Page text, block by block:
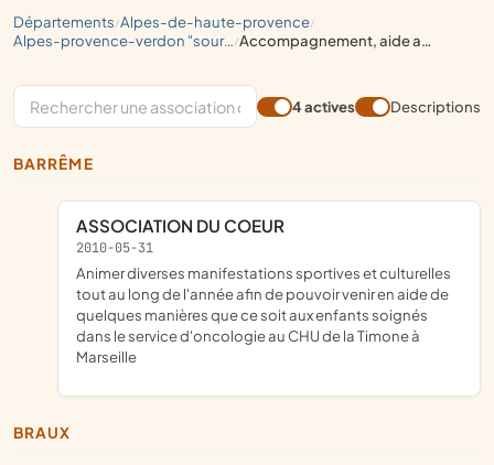
départements/ alpes-de-haute-provence/
alpes-provence-verdon "sources de lumière" / accompagnement, aide aux malades
4 actives Descriptions
BARRÊME
ASSOCIATION DU COEUR
2010-05-31
animer diverses manifestations sportives et culturelles
tout au long de l'année afin de pouvoir venir en aide de
quelques manières que ce soit aux enfants soignés
dans le service d'oncologie au CHU de la Timone à
Marseille
BRAUX